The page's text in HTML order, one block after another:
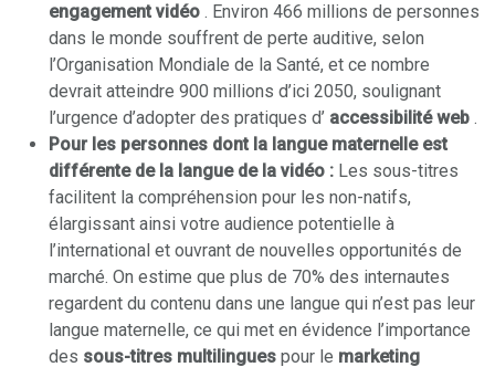
engagement vidéo . Environ 466 millions de personnes
dans le monde souffrent de perte auditive, selon
l’Organisation Mondiale de la Santé, et ce nombre
devrait atteindre 900 millions d’ici 2050, soulignant
l’urgence d’adopter des pratiques d’ accessibilité web .
Pour les personnes dont la langue maternelle est
différente de la langue de la vidéo : Les sous-titres
facilitent la compréhension pour les non-natifs,
élargissant ainsi votre audience potentielle à
l’international et ouvrant de nouvelles opportunités de
marché. On estime que plus de 70% des internautes
regardent du contenu dans une langue qui n’est pas leur
langue maternelle, ce qui met en évidence l’importance
des sous-titres multilingues pour le marketing